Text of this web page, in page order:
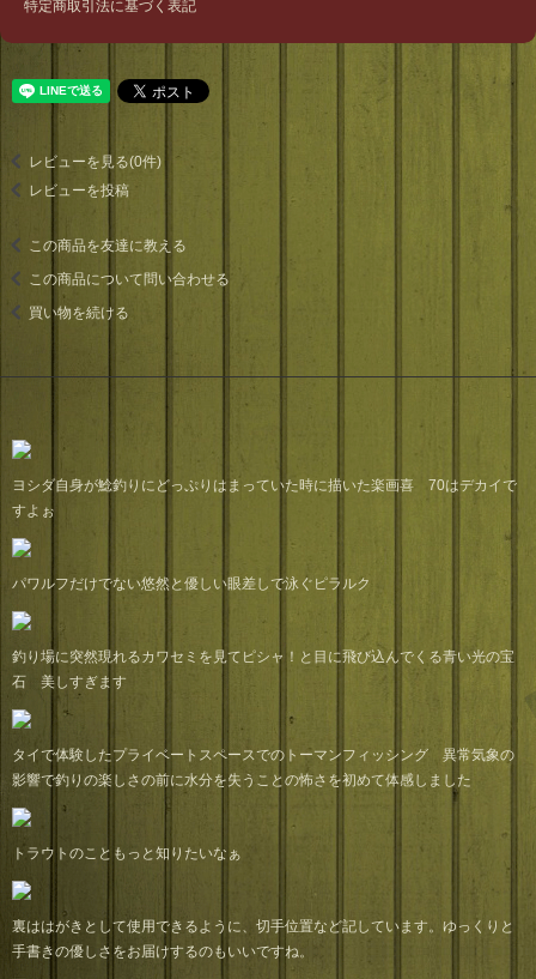
特定商取引法に基づく表記
レビューを見る(0件)
レビューを投稿
この商品を友達に教える
この商品について問い合わせる
買い物を続ける
ヨシダ自身が鯰釣りにどっぷりはまっていた時に描いた楽画喜 70はデカイで
すよぉ
パワルフだけでない悠然と優しい眼差しで泳ぐピラルク
釣り場に突然現れるカワセミを見てピシャ！と目に飛び込んでくる青い光の宝
石 美しすぎます
タイで体験したプライベートスペースでのトーマンフィッシング 異常気象の
影響で釣りの楽しさの前に水分を失うことの怖さを初めて体感しました
トラウトのこともっと知りたいなぁ
裏ははがきとして使用できるように、切手位置など記しています。ゆっくりと
手書きの優しさをお届けするのもいいですね。